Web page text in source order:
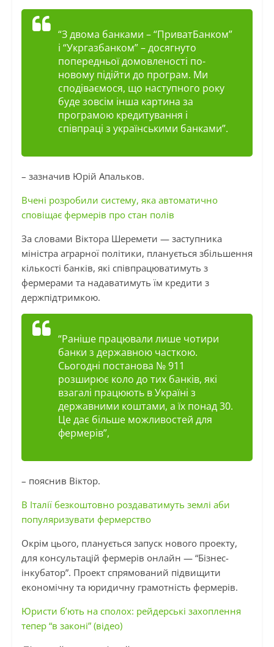
“З двома банками – “ПриватБанком”
і “Укргазбанком” – досягнуто
попередньої домовленості по-
новому підійти до програм. Ми
сподіваємося, що наступного року
буде зовсім інша картина за
програмою кредитування і
співпраці з українськими банками”.
– зазначив Юрій Апальков.
Вчені розробили систему, яка автоматично
сповіщає фермерів про стан полів
За словами Віктора Шеремети — заступника
міністра аграрної політики, планується збільшення
кількості банків, які співпрацюватимуть з
фермерами та надаватимуть їм кредити з
держпідтримкою.
“Раніше працювали лише чотири
банки з державною часткою.
Сьогодні постанова № 911
розширює коло до тих банків, які
взагалі працюють в Україні з
державними коштами, а їх понад 30.
Це дає більше можливостей для
фермерів”,
– пояснив Віктор.
В Італії безкоштовно роздаватимуть землі аби
популяризувати фермерство
Окрім цього, планується запуск нового проекту,
для консультацій фермерів онлайн — “Бізнес-
інкубатор”. Проект спрямований підвищити
економічну та юридичну грамотність фермерів.
Юристи б’ють на сполох: рейдерські захоплення
тепер “в законі” (відео)